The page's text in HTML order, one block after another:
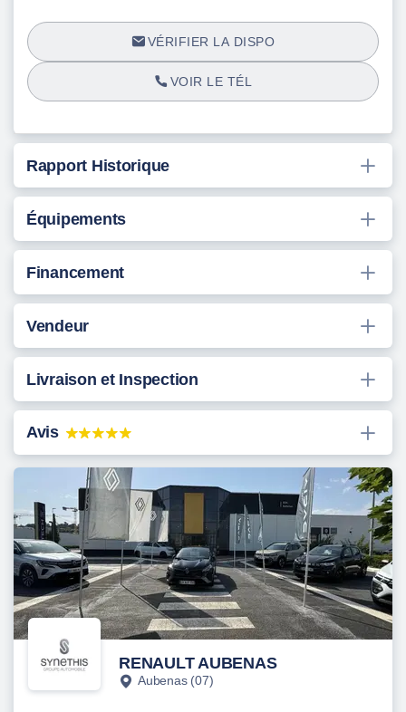
VÉRIFIER LA DISPO
VOIR LE TÉL
Rapport Historique
Équipements
Financement
Vendeur
Livraison et Inspection
Avis
RENAULT AUBENAS
Aubenas (07)